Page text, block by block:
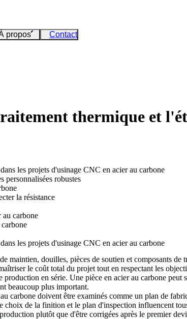
propos Contact
thermique et
les projets d'usinage CNC en acier au carbone
personnalisées robustes
la résistance
au carbone
les projets d'usinage CNC en acier au carbone
maintien, douilles, pièces de soutien et composants
le coût total du projet tout en respectant les
en série. Une pièce en acier au carbone
beaucoup plus important.
carbone doivent être examinés comme un plan de
choix de la finition et le plan d'inspection influencent
plutôt que d'être corrigées après le premier